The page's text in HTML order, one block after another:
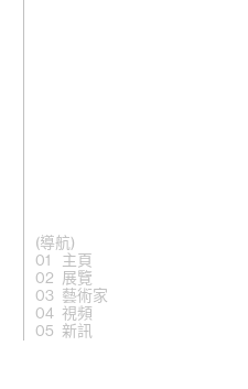
(導航)
主頁
展覽
藝術家
視頻
新訊